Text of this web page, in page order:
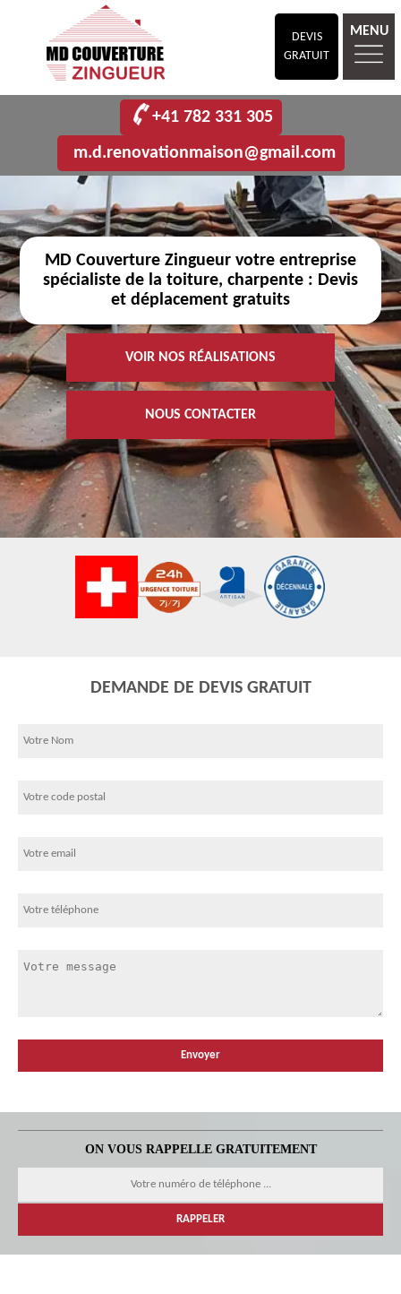
DEVIS
GRATUIT
MENU
+41 782 331 305
m.d.renovationmaison@gmail.com
MD Couverture Zingueur votre entreprise
spécialiste de la toiture, charpente : Devis
et déplacement gratuits
VOIR NOS RÉALISATIONS
NOUS CONTACTER
DEMANDE DE DEVIS GRATUIT
ON VOUS RAPPELLE GRATUITEMENT